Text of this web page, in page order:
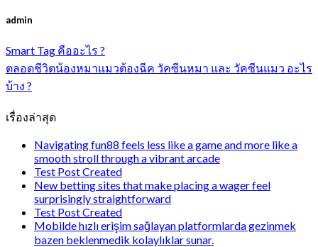
admin
Smart Tag คืออะไร ?
ตลอดชีวิตน้องหมาแมวต้องฉีค วัคซีนหมา และ วัคซีนแมว อะไร
บ้าง ?
เรื่องล่าสุด
Navigating fun88 feels less like a game and more like a
smooth stroll through a vibrant arcade
Test Post Created
New betting sites that make placing a wager feel
surprisingly straightforward
Test Post Created
Mobilde hızlı erişim sağlayan platformlarda gezinmek
bazen beklenmedik kolaylıklar sunar.